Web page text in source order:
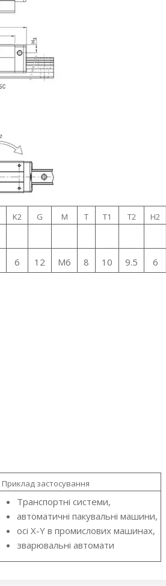
K2 G M T T1 T2 H2
6 12 M6 8 10 9.5 6
Приклад застосування
Транспортні системи,
автоматичні пакувальні машини,
осі X-Y в промислових машинах,
зварювальні автомати